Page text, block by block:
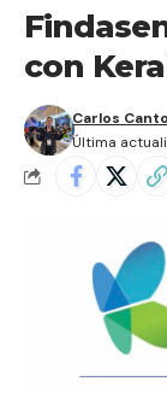
con
Última
Carlos